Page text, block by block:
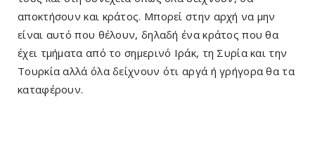
αποκτήσουν και κράτος. Μπορεί στην αρχή να μην
είναι αυτό που θέλουν, δηλαδή ένα κράτος που θα
έχει τμήματα από το σημερινό Ιράκ, τη Συρία και την
Τουρκία αλλά όλα δείχνουν ότι αργά ή γρήγορα θα τα
καταφέρουν.